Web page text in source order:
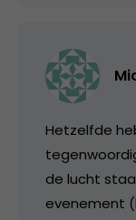
Hetzelfde
de lucht
evenement